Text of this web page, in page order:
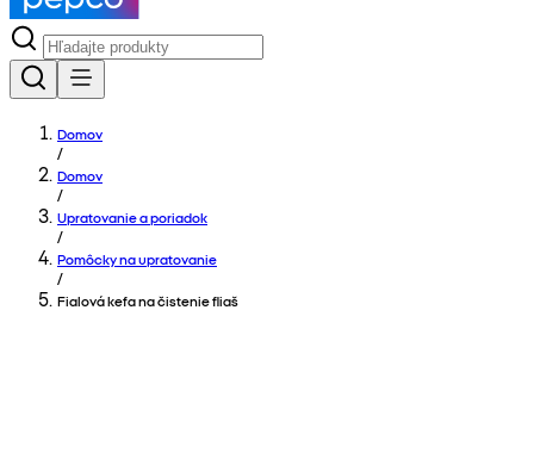
Domov
/
Domov
/
Upratovanie a poriadok
/
Pomôcky na upratovanie
/
Fialová kefa na čistenie fliaš